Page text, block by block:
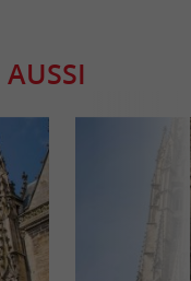
AUSSI